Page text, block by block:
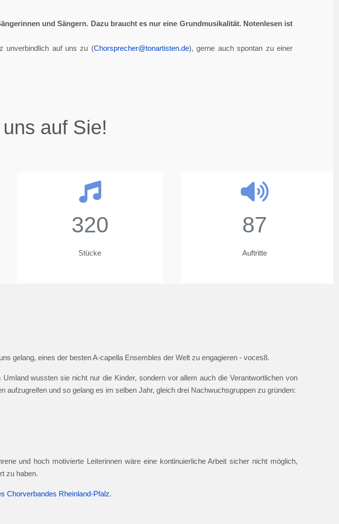
und Sängern. Dazu braucht es nur eine Grundmusikalität. Notenlesen ist
unverbindlich auf uns zu (Chorsprecher@tonartisten.de), gerne auch spontan zu einer
auf Sie!
320
Stücke
87
Auftritte
gelang, eines der besten A-capella Ensembles der Welt zu engagieren - voces8.
wussten sie nicht nur die Kinder, sondern vor allem auch die Verantwortlichen von
und so gelang es im selben Jahr, gleich drei Nachwuchsgruppen zu gründen:
und hoch motivierte Leiterinnen wäre eine kontinuierliche Arbeit sicher nicht möglich,
zu haben.
Chorverbandes Rheinland-Pfalz.